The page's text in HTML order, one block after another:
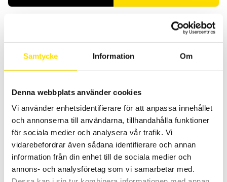
Samtycke Information Om
Denna webbplats använder cookies
Vi använder enhetsidentifierare för att anpassa innehållet
och annonserna till användarna, tillhandahålla funktioner
för sociala medier och analysera vår trafik. Vi
vidarebefordrar även sådana identifierare och annan
information från din enhet till de sociala medier och
annons- och analysföretag som vi samarbetar med.
Alluris Digital momentmätare CTT300 2 till 10 N.m
Alluris CTT-300-serien är särskilt lämpliga som testverktyg för
snabb manuell vridmomentprovning av skruvlock, ventiler,
maskinkomponenter eller verktyg. Föremål som kan testas har
diameter 25 - 180 mm